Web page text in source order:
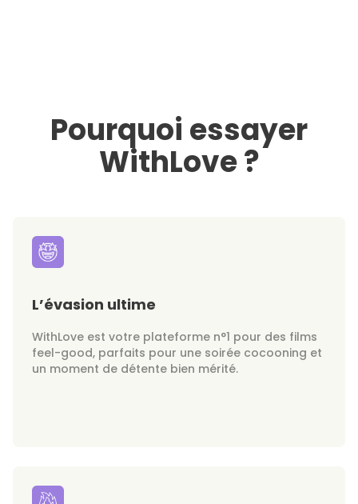
Pourquoi essayer
WithLove ?
L’évasion ultime
WithLove est votre plateforme n°1 pour des films
feel-good, parfaits pour une soirée cocooning et
un moment de détente bien mérité.